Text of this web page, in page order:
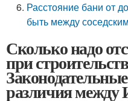
Расстояние бани от
быть между
Сколько надо
при
различия